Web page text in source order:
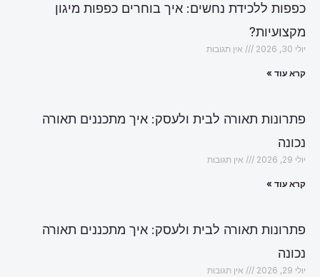
כפפות ללכידת נחשים: איך בוחרים כפפות מיגון
מקצועיות?
יולי 30, 2026 אין תגובות
קרא עוד »
פתרונות תאורה לבית ולעסק: איך מתכננים תאורה
נכונה
יולי 29, 2026 אין תגובות
קרא עוד »
פתרונות תאורה לבית ולעסק: איך מתכננים תאורה
נכונה
יולי 29, 2026 אין תגובות